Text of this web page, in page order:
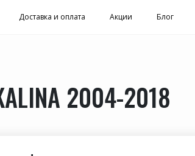
Доставка и оплата Акции Блог
2004-2018